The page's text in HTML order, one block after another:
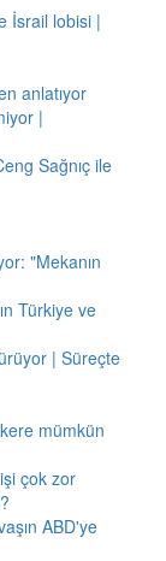
İsrail lobisi |
anlatıyor
|
Sağnıç ile
"Mekanın
Türkiye ve
| Süreçte
mümkün
çok zor
ABD'ye